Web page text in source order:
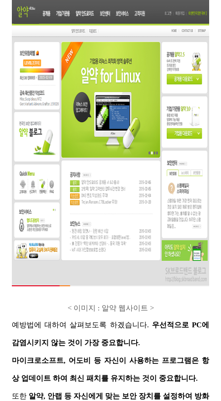
< 이미지 : 알약 웹사이트 >
예방법에 대하여 살펴보도록 하겠습니다. 우선적으로 PC에
감염시키지 않는 것이 가장 중요합니다.
마이크로소프트, 어도비 등 자신이 사용하는 프로그램은 항
상 업데이트 하여 최신 패치를 유지하는 것이 중요합니다.
또한 알약, 안랩 등 자신에게 맞는 보안 장치를 설정하여 방화